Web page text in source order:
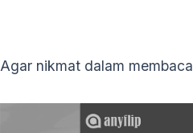
Agar nikmat dalam membaca